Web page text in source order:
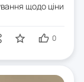
щодо ціни
0